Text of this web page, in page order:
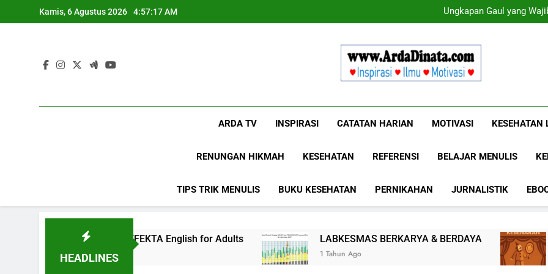
to
Kamis, 6 Agustus 2026 4:57:18 AM
Ungkapan Gaul yang
Ungkapan Gaul yang
ARDA TV INSPIRASI CATATAN HARIAN MOTIVASI KESEHATAN
RENUNGAN HIKMAH KESEHATAN REFERENSI BELAJAR MENULIS
TIPS TRIK MENULIS BUKU KESEHATAN PERNIKAHAN JURNALISTIK
HEADLINES
di EF EFEKTA English for Adults LABKESMAS BERKARYA & BERDAYA
1 Tahun Ago
Panggung
1 Tahun Ago